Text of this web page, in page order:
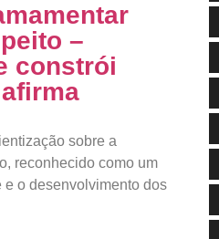
–
constrói
sobre a
reconhecido como um
o desenvolvimento dos